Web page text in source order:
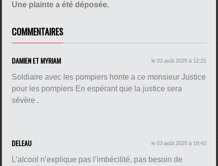
Une plainte a été déposée.
COMMENTAIRES
DAMIEN ET MYRIAM le 03 août 2025 à 12:21
Soldiaire avec les pompiers honte a ce monsieur Justice
pour les pompiers En espérant que la justice sera
sévère .
DELEAU le 03 août 2025 à 18:42
L’alcool n’explique pas l’imbécilité, pas besoin de